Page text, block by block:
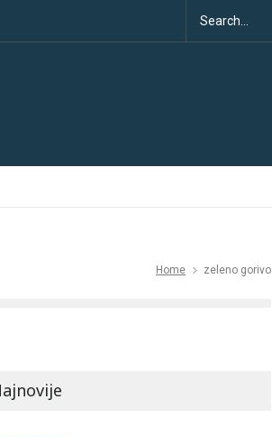
Klimatske dezinformacije u porastu uoči COP30
Home zeleno gorivo